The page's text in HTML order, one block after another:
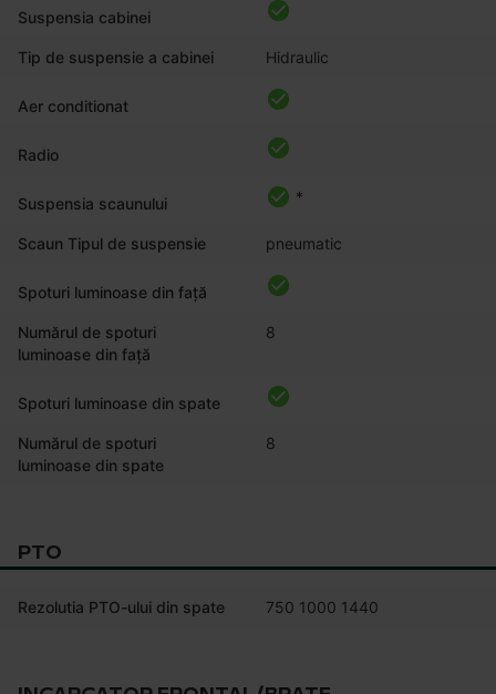
Suspensia cabinei
Tip de suspensie a cabinei Hidraulic
Aer conditionat
Radio
Suspensia scaunului *
Scaun Tipul de suspensie pneumatic
Spoturi luminoase din față
Numărul de spoturi
luminoase din față
8
Spoturi luminoase din spate
Numărul de spoturi
luminoase din spate
8
PTO
Rezolutia PTO-ului din spate 750 1000 1440